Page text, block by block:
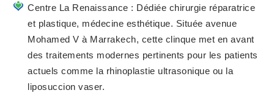
Centre La Renaissance : Dédiée chirurgie réparatrice
et plastique, médecine esthétique. Située avenue
Mohamed V à Marrakech, cette clinque met en avant
des traitements modernes pertinents pour les patients
actuels comme la rhinoplastie ultrasonique ou la
liposuccion vaser.